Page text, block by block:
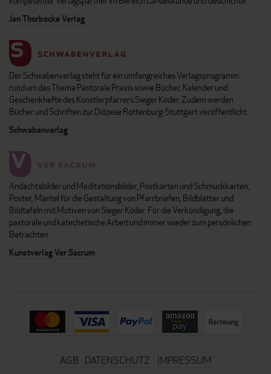
Jan Thorbecke Verlag
Der Schwabenverlag steht für ein umfangreiches Verlagsprogramm
rund um das Thema Pastorale Praxis sowie Bücher, Kalender und
Geschenkhefte des Künstlerpfarrers Sieger Köder. Zudem werden
Bücher und Schriften zur Diözese Rottenburg-Stuttgart veröffentlicht.
Schwabenverlag
Andachtsbilder und Meditationsbilder, Postkarten und Schmuckkarten,
Poster, Mäntel für die Gestaltung von Pfarrbriefen, Bildblätter und
Bildtafeln mit Motiven von Sieger Köder. Für die Verkündigung, die
pastorale und katechetische Arbeit und immer wieder zum persönlichen
Betrachten.
Kunstverlag Ver Sacrum
AGB DATENSCHUTZ IMPRESSUM